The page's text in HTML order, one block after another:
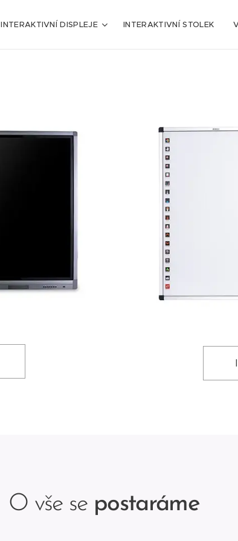
INTERAKTIVNÍ DISPLEJE INTERAKTIVNÍ STOLEK
O vše se postaráme